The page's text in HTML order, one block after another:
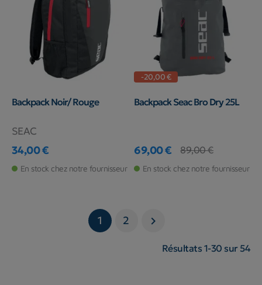
Backpack Noir/ Rouge
SEAC
Prix
34,00 €
En stock chez notre fournisseur
-20,00 €
Backpack Seac Bro Dry 25L
Prix
69,00 €
Prix de base
89,00 €
En stock chez notre fournisseur
1 2 
Résultats 1-30 sur 54